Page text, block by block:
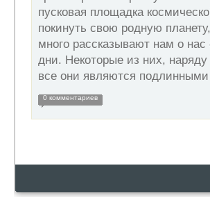
пусковая площадка
покинуть свою родную
много рассказывают нам о
дни. Некоторые из них,
все они являются
0 комментариев